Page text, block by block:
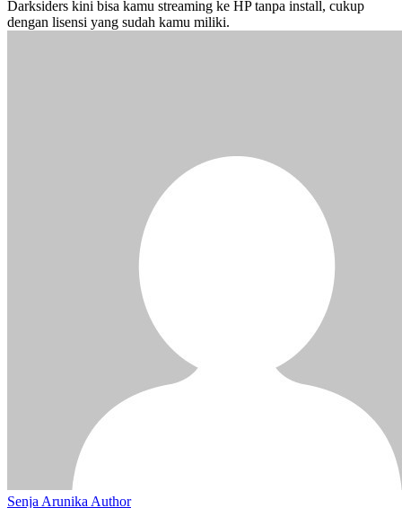
Darksiders kini bisa kamu streaming ke HP tanpa install, cukup
dengan lisensi yang sudah kamu miliki.
Senja ArunikaAuthor